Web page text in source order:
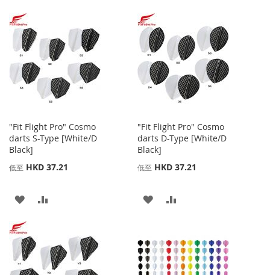
"Fit Flight Pro" Cosmo
darts S-Type [White/D
Black]
低至 HKD 37.21
添
加
到
收
比
"Fit Flight Pro" Cosmo
darts D-Type [White/D
Black]
低至 HKD 37.21
添
到
收
並
比